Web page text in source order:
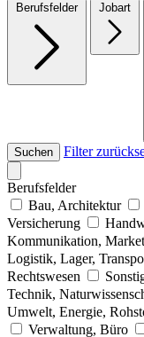
Berufsfelder Jobart
Suchen Filter
Berufsfelder
Bau, Architektur
Versicherung
Kommunikation,
Logistik, Lager,
Rechtswesen
Technik,
Umwelt, Energie,
Verwaltung, Büro